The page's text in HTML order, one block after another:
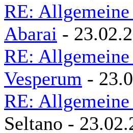
RE:
Abarai -
RE:
Vesperum -
RE:
Seltano -